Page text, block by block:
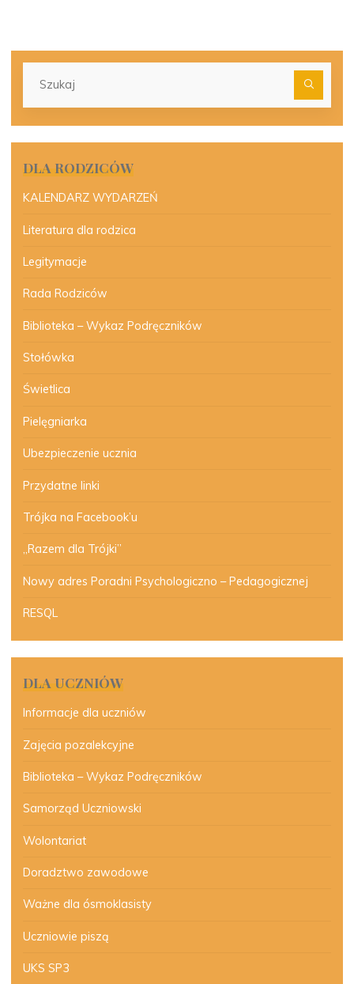
DLA RODZICÓW
KALENDARZ WYDARZEŃ
Literatura dla rodzica
Legitymacje
Rada Rodziców
Biblioteka – Wykaz Podręczników
Stołówka
Świetlica
Pielęgniarka
Ubezpieczenie ucznia
Przydatne linki
Trójka na Facebook’u
„Razem dla Trójki”
Nowy adres Poradni Psychologiczno – Pedagogicznej
RESQL
DLA UCZNIÓW
Informacje dla uczniów
Zajęcia pozalekcyjne
Biblioteka – Wykaz Podręczników
Samorząd Uczniowski
Wolontariat
Doradztwo zawodowe
Ważne dla ósmoklasisty
Uczniowie piszą
UKS SP3